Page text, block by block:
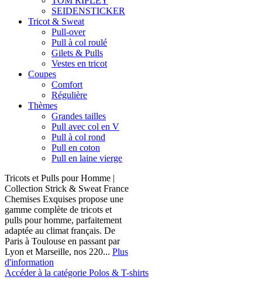
SEIDENSTICKER
Tricot & Sweat
Pull-over
Pull à col roulé
Gilets & Pulls
Vestes en tricot
Coupes
Comfort
Régulière
Thèmes
Grandes tailles
Pull avec col en V
Pull à col rond
Pull en coton
Pull en laine vierge
Tricots et Pulls pour Homme |
Collection Strick & Sweat France
Chemises Exquises propose une
gamme complète de tricots et
pulls pour homme, parfaitement
adaptée au climat français. De
Paris à Toulouse en passant par
Lyon et Marseille, nos 220... Plus
d'information
Accéder à la catégorie Polos & T-shirts